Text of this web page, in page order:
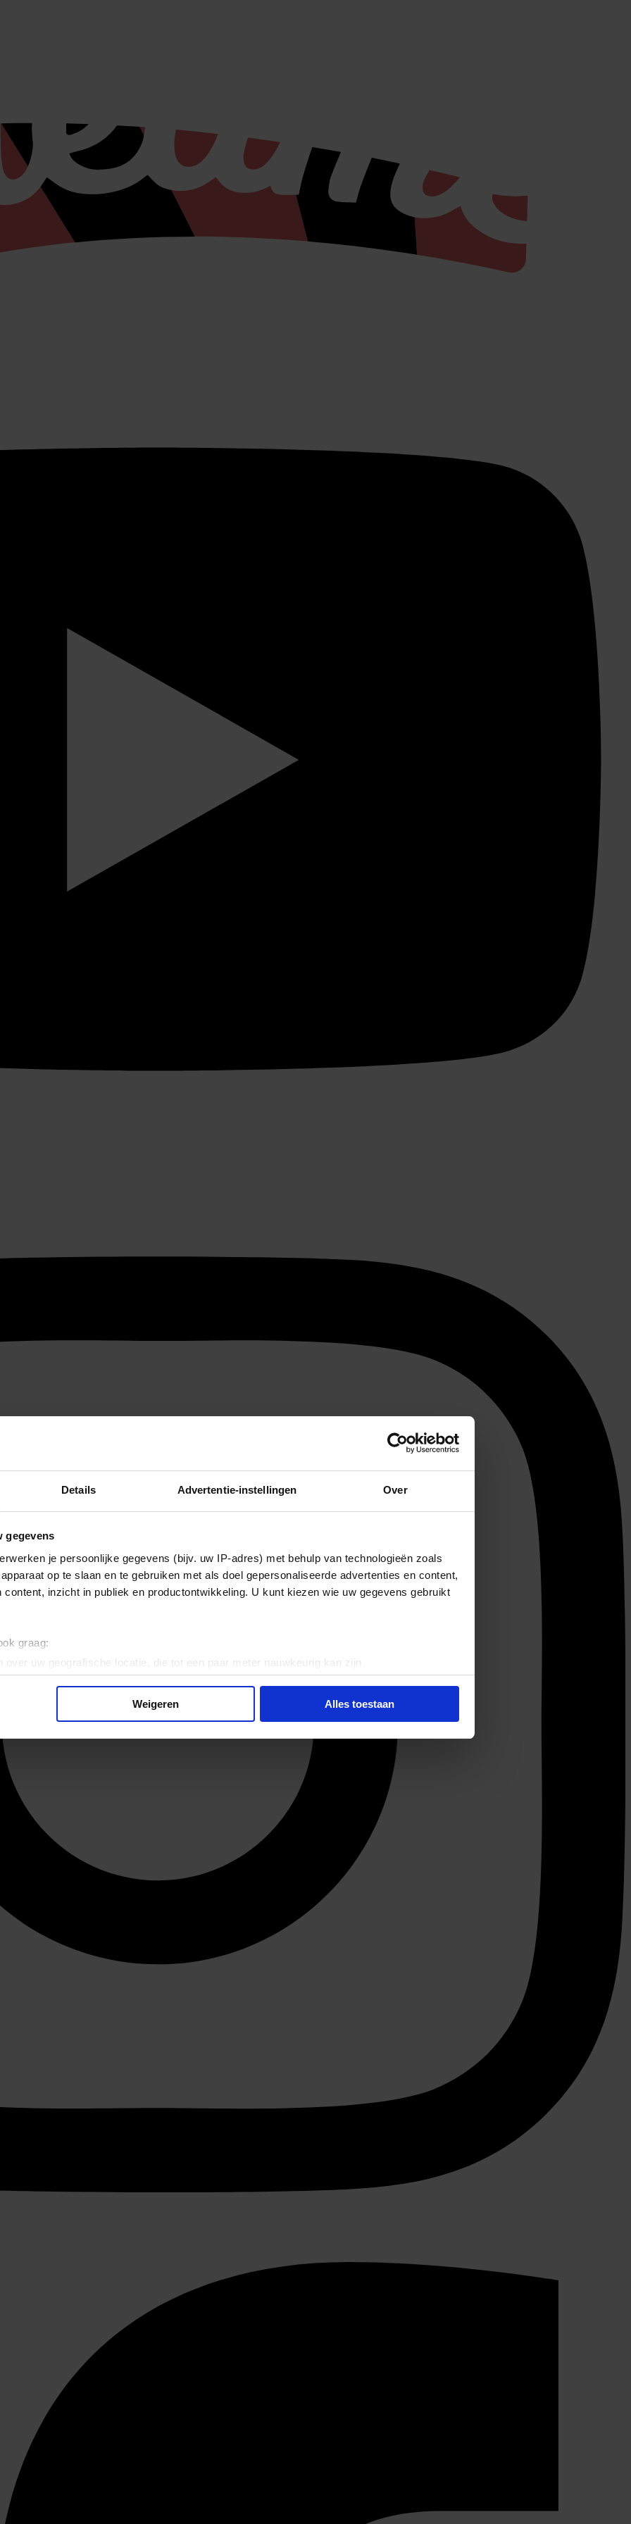
Details Advertentie-instellingen Over
gegevens
je persoonlijke gegevens (bijv. uw IP-adres) met behulp van technologieën zoals
op te slaan en te gebruiken met als doel gepersonaliseerde advertenties en content,
content, inzicht in publiek en productontwikkeling. U kunt kiezen wie uw gegevens gebruikt
graag:
over uw geografische locatie, die tot een paar meter nauwkeurig kan zijn
door het actief te scannen op specifieke eigenschappen (fingerprinting)
gegevens worden verwerkt en stel uw voorkeuren in het
detailgedeelte
en advertenties te personaliseren, om functies voor social media te bieden en om ons
Ook delen we informatie over uw gebruik van onze site met onze partners voor social
Deze partners kunnen deze gegevens combineren met andere informatie die u aan ze heeft
op basis van uw gebruik van hun services.
Weigeren Alles toestaan